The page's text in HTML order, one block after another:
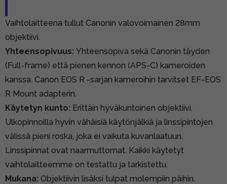
Vaihtolaitteena tullut Canonin valovoimainen 28mm
objektiivi.
Yhteensopivuus: Yhteensopiva sekä Canonin täyden
(Full-frame) että pienen kennon (APS-C) kameroiden
kanssa. Canon EOS R -sarjan kameroihin tarvitset EF-EOS
R Mount adapterin.
Käytetyn kunto: Erittäin hyväkuntoinen objektiivi.
Ulkopinnoilla hyvin vähäisiä käytönjälkiä ja linssipintojen
välissä pieni roska, joka ei vaikuta kuvanlaatuun.
Linssipinnat ovat naarmuttomat. Kaikki käytetyt
vaihtolaitteemme on testattu ja tarkistettu.
Mukana: Objektiivin lisäksi tulpat molempiin päihin.